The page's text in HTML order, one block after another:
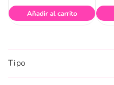
Añadir al carrito
Tipo